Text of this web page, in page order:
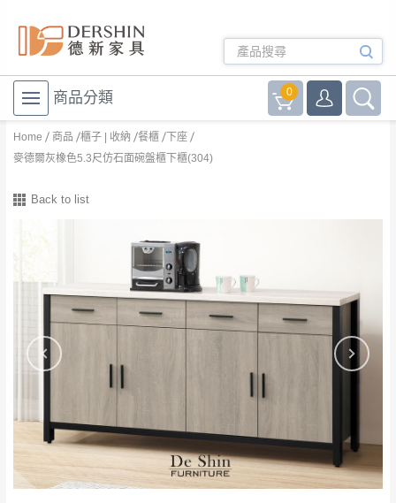
商品分類 0
Home 商品 櫃子 | 收納 餐櫃
下座
麥德爾灰橡色5.3尺仿石面碗盤櫃下櫃(304)
Back to list